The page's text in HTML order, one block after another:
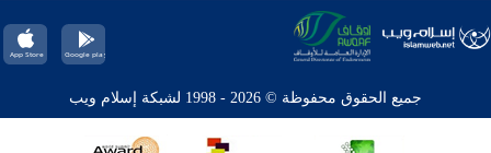
جميع الحقوق محفوظة © 2026 - 1998 لشبكة إسلام ويب